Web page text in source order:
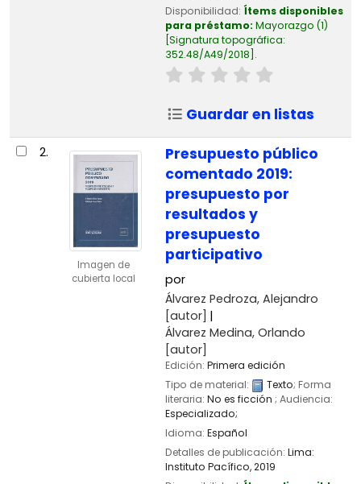
Disponibilidad: Ítems disponibles
para préstamo: Mayorazgo (1)
Signatura topográfica:
352.48/A49/2018 .
Guardar en listas
2.
Imagen de
cubierta local
Presupuesto público
comentado 2019:
presupuesto por
resultados y
presupuesto
participativo
por
Álvarez Pedroza, Alejandro
[autor]
Álvarez Medina, Orlando
[autor]
Edición: Primera edición
Tipo de material:
Texto; Forma
literaria: No es ficción ; Audiencia:
Especializado;
Idioma: Español
Detalles de publicación: Lima:
Instituto Pacífico,2019